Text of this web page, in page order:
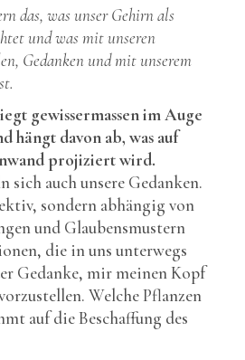
das, was unser Gehirn als
und was mit unseren
Gedanken und mit unserem
gewissermassen im Auge
hängt davon ab, was auf
projiziert wird.
sich auch unsere Gedanken.
sondern abhängig von
und Glaubensmustern
die in uns unterwegs
Gedanke, mir meinen Kopf
Welche Pflanzen
auf die Beschaffung des